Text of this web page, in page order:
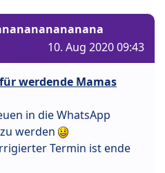
10. Aug 2020 09:43
werdende Mamas
in die WhatsApp
werden
Termin ist ende